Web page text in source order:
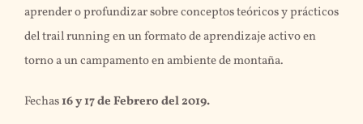
aprender o profundizar sobre conceptos teóricos y prácticos
del trail running en un formato de aprendizaje activo en
torno a un campamento en ambiente de montaña.
Fechas16 y 17 de Febrero del 2019.